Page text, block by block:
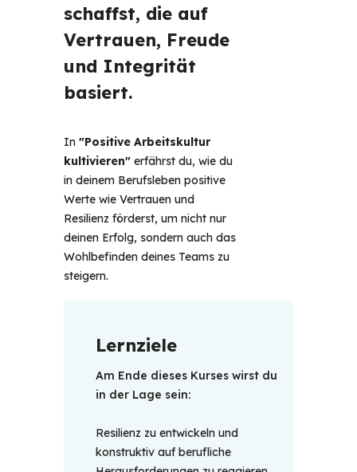
schaffst, die auf
Vertrauen, Freude
und Integrität
basiert.
In "Positive Arbeitskultur
kultivieren" erfährst du, wie du
in deinem Berufsleben positive
Werte wie Vertrauen und
Resilienz förderst, um nicht nur
deinen Erfolg, sondern auch das
Wohlbefinden deines Teams zu
steigern.
Lernziele
Am Ende dieses Kurses wirst du
in der Lage sein:
Resilienz zu entwickeln und
konstruktiv auf berufliche